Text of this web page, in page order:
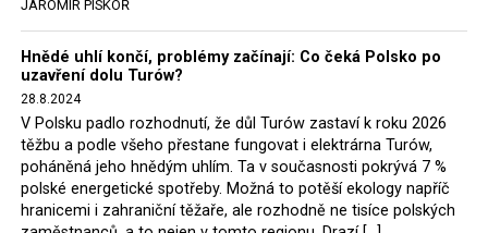
Stále jsou totiž platné argumenty Morawieckého vlády,
že důl i elektrárna jsou – kromě zabezpečování cca 7 %
polského energetického mixu – klíčovými podniky, spolu
se svými dceřinými společnostmi zaměstnávají cca pět
tisíc lidí. Navíc s činností dolu a elektrárny nepřímo
souvisí dalších několik desítek tisíc pracovních míst v
regionu. Zelená politika ale opět zvítězila.
Rozhodnutí polského ministra spravedlnosti jistě potěší
JAROMÍR PISKOŘ
Hnědé uhlí končí, problémy začínají: Co čeká Polsko po
uzavření dolu Turów?
28.8.2024
V Polsku padlo rozhodnutí, že důl Turów zastaví k roku 2026
těžbu a podle všeho přestane fungovat i elektrárna Turów,
poháněná jeho hnědým uhlím. Ta v současnosti pokrývá 7 %
polské energetické spotřeby. Možná to potěší ekology napříč
hranicemi i zahraniční těžaře, ale rozhodně ne tisíce polských